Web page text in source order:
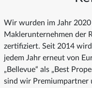
Wir wurden im Jahr 2020
Maklerunternehmen der
zertifiziert. Seit 2014
jedem Jahr erneut von
„Bellevue“ als „Best
sind wir Premiumpartner